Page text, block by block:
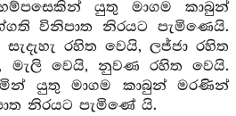
යුතු මාගම කාබුන්
විනිපාත නිරයට පැමිණෙයි.
රහිත වෙයි, ලජ්ජා රහිත
මැලි වෙයි, නුවණ රහිත වෙයි.
යුතු මාගම කාබුන් මරණින්
නිරයට පැමිණේ යි.